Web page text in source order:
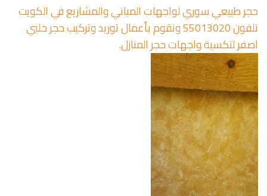
حجر طبيعي سوري لواجهات المباني والمشاريع في الكويت
تلفون 55013020 ونقوم بأعمال توريد وتركيب حجر حلبي
اصفر لتكسية واجهات حجر المنازل.